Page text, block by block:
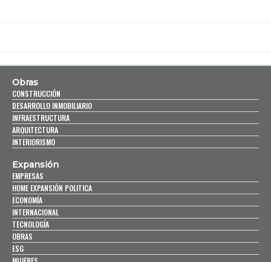
Obras
CONSTRUCCIÓN
DESARROLLO INMOBILIARIO
INFRAESTRUCTURA
ARQUITECTURA
INTERIORISMO
Expansión
EMPRESAS
HOME EXPANSIÓN POLITICA
ECONOMÍA
INTERNACIONAL
TECNOLOGÍA
OBRAS
ESG